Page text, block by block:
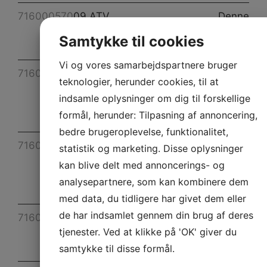
Denne
71600057009 ATV
BANNER FR
Denne
vare er
udgået
716000562
09 ATV
GENERIC
HANG TAG
EN
Denne
vare er
udgået
71600057809 ATV
GENERIC
HANG TAG
FR
Denne
vare er
716000553 09 ATV
OUTLANDER
BANNER EN.
Samtykke til cookies
Vi og vores samarbejdspartnere bruger
teknologier, herunder cookies, til at
indsamle oplysninger om dig til forskellige
formål, herunder: Tilpasning af annoncering,
bedre brugeroplevelse, funktionalitet,
statistik og marketing. Disse oplysninger
kan blive delt med annoncerings- og
analysepartnere, som kan kombinere dem
med data, du tidligere har givet dem eller
de har indsamlet gennem din brug af deres
tjenester. Ved at klikke på 'OK' giver du
samtykke til disse formål.